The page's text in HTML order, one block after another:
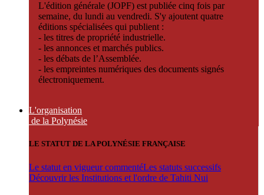
L'édition générale (JOPF) est publiée cinq fois par
semaine, du lundi au vendredi. S'y ajoutent quatre
éditions spécialisées qui publient :
- les titres de propriété industrielle.
- les annonces et marchés publics.
- les débats de l’Assemblée.
- les empreintes numériques des documents signés
électroniquement.
L'organisation
de la Polynésie
LE STATUT DE LA POLYNÉSIE FRANÇAISE
Le statut en vigueur commentéLes statuts successifs
Découvrir les Institutions et l'ordre de Tahiti Nui